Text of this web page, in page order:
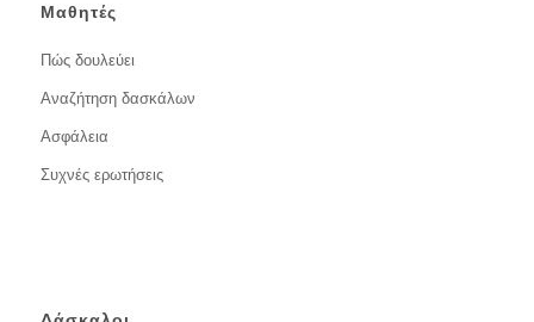
Μαθητές
Πώς δουλεύει
Αναζήτηση δασκάλων
Ασφάλεια
Συχνές ερωτήσεις